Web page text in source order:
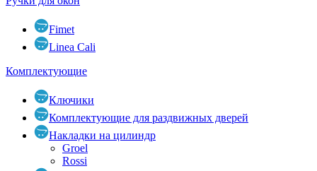
Fimet
Linea Cali
Комплектующие
Ключики
Комплектующие для раздвижных дверей
Накладки на цилиндр
Groel
Rossi